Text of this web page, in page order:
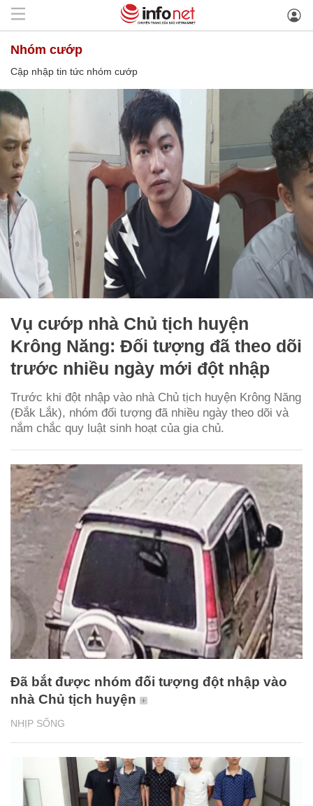
nhóm cướp
Cập nhập tin tức nhóm cướp
Vụ cướp nhà Chủ tịch huyện
Krông Năng: Đối tượng đã theo dõi
trước nhiều ngày mới đột nhập
Trước khi đột nhập vào nhà Chủ tịch huyện Krông Năng
(Đắk Lắk), nhóm đối tượng đã nhiều ngày theo dõi và
nắm chắc quy luật sinh hoạt của gia chủ.
NHỊP SỐNG
Đã bắt được nhóm đối tượng đột nhập vào
nhà Chủ tịch huyện